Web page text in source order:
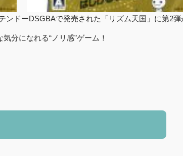
ドーDSGBAで発売された「リズム天国」に第2弾
分になれる“ノリ感”ゲーム！